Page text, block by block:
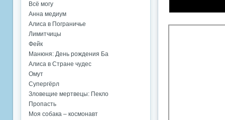
Всё могу
Анна медиум
Алиса в Пограничье
Лимитчицы
Фейк
Манюня: День рождения Ба
Алиса в Стране чудес
Омут
Супергёрл
Зловещие мертвецы: Пекло
Пропасть
Моя собака – космонавт